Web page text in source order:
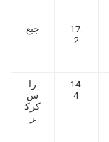
17.
2
جبع
14.
4
را
س
كرك
ر